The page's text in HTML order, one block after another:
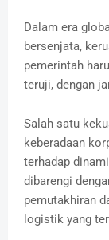
Dalam era
bersenjata,
pemerintah
teruji, dengan
Salah satu
keberadaan
terhadap
dibarengi
pemutakhiran
logistik yang